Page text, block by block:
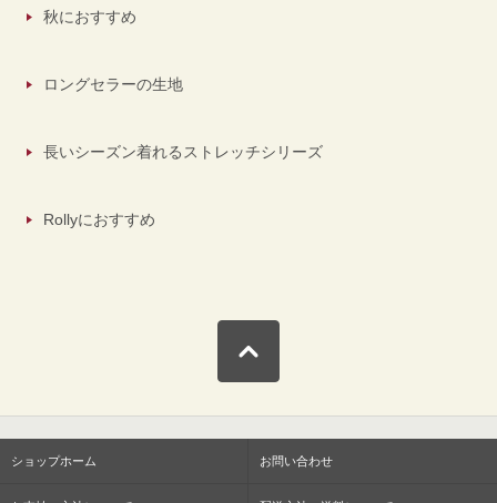
秋におすすめ
ロングセラーの生地
長いシーズン着れるストレッチシリーズ
Rollyにおすすめ
ショップホーム お問い合わせ